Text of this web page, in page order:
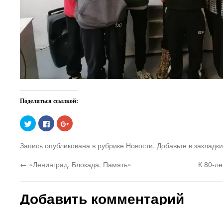
Поделиться ссылкой:
Нажмите,
чтобы
поделиться
Twitter
(Открывается
новом
окне)
Нажмите
здесь,
чтобы
контентом
на
(Открывается
в
окне)
Нажмите,
чтобы
Google+
(Открывается
новом
окне)
Запись опубликована в рубрике Новости. Добавьте в
← «Ленинград. Блокада. Память» К 80-
Добавить комментарий